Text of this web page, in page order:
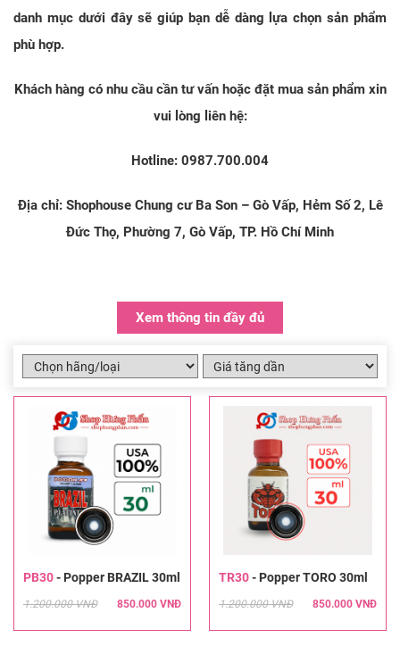
danh mục dưới đây sẽ giúp bạn dễ dàng lựa chọn sản phẩm
phù hợp.
Khách hàng có nhu cầu cần tư vấn hoặc đặt mua sản phẩm xin
vui lòng liên hệ:
Hotline: 0987.700.004
Địa chỉ: Shophouse Chung cư Ba Son – Gò Vấp, Hẻm Số 2, Lê
Đức Thọ, Phường 7, Gò Vấp, TP. Hồ Chí Minh
Xem thông tin đầy đủ
PB30- Popper BRAZIL 30ml
1.200.000 VNĐ 850.000 VNĐ
TR30- Popper TORO 30ml
1.200.000 VNĐ 850.000 VNĐ